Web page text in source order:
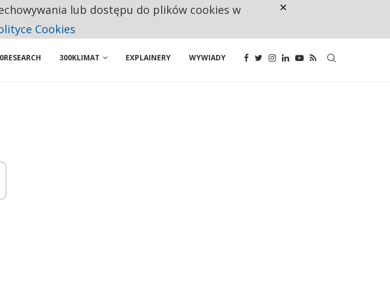
JEJ NIE POLECAJĄ
300KLIMAT EXPLAINERY WYWIADY
lub dostępu do plików cookies w
Cookies
×